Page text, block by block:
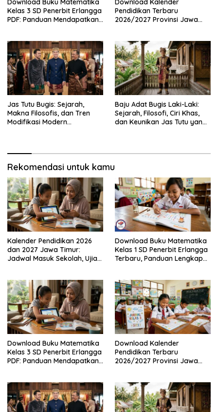
Download Buku Matematika
Kelas 3 SD Penerbit Erlangga
PDF: Panduan Mendapatkan
Download Kalender
Pendidikan Terbaru
2026/2027 Provinsi Jawa
Manfaatnya
Jas Tutu Bugis: Sejarah,
Makna Filosofis, dan Tren
Modifikasi Modern
Baju Adat Bugis Laki-Laki:
Sejarah, Filosofi, Ciri Khas,
dan Keunikan Jas Tutu yang
Rekomendasi untuk kamu
Kalender Pendidikan 2026
dan 2027 Jawa Timur:
Jadwal Masuk Sekolah, Ujian,
Download Buku Matematika
Kelas 1 SD Penerbit Erlangga
Terbaru, Panduan Lengkap
Legal
Download Buku Matematika
Kelas 3 SD Penerbit Erlangga
PDF: Panduan Mendapatkan
Download Kalender
Pendidikan Terbaru
2026/2027 Provinsi Jawa
Manfaatnya